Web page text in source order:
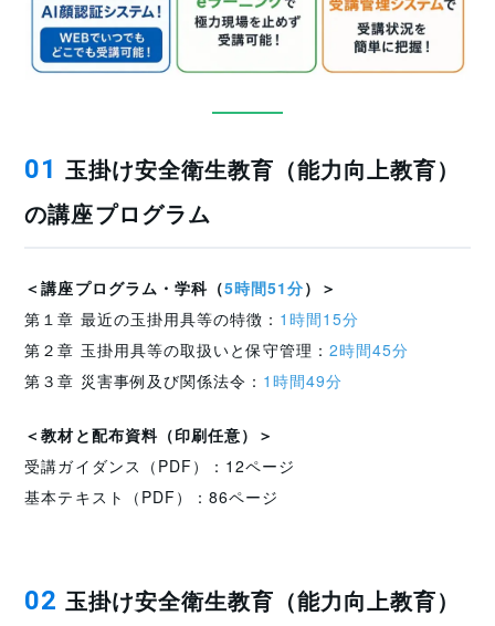
01 玉掛け安全衛生教育（能力向上教育）
の講座プログラム
＜講座プログラム・学科（5時間51分）＞
第１章 最近の玉掛用具等の特徴： 1時間15分
第２章 玉掛用具等の取扱いと保守管理：2時間45分
第３章 災害事例及び関係法令： 1時間49分
＜教材と配布資料（印刷任意）＞
受講ガイダンス（PDF）：12ページ
基本テキスト（PDF）：86ページ
02 玉掛け安全衛生教育（能力向上教育）